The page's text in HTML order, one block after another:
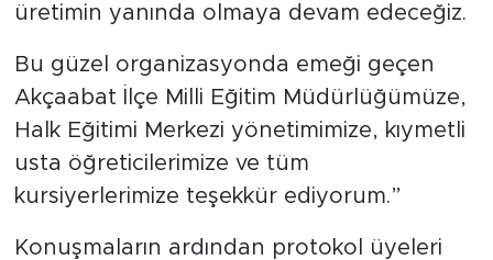
üretimin yanında olmaya devam edeceğiz.
Bu güzel organizasyonda emeği geçen
Akçaabat İlçe Milli Eğitim Müdürlüğümüze,
Halk Eğitimi Merkezi yönetimimize, kıymetli
usta öğreticilerimize ve tüm
kursiyerlerimize teşekkür ediyorum.”
Konuşmaların ardından protokol üyeleri